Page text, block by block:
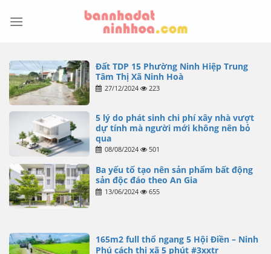
Đất TDP 15 Phường Ninh Hiệp Trung
Tâm Thị Xã Ninh Hoà
27/12/2024 223
5 lý do phát sinh chi phí xây nhà vượt
dự tính mà người mới không nên bỏ
qua
08/08/2024 501
Ba yếu tố tạo nên sản phẩm bất động
sản độc đáo theo An Gia
13/06/2024 655
165m2 full thổ ngang 5 Hội Điền – Ninh
Phú cách thị xã 5 phút #3xxtr